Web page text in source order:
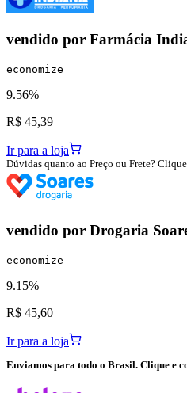
vendido por Farmácia
economize
9.56%
R$ 45,39
Ir para a loja
Dúvidas quanto ao Preço ou Frete?
vendido por Drogaria
economize
9.15%
R$ 45,60
Ir para a loja
Enviamos para todo o Brasil. Clique e